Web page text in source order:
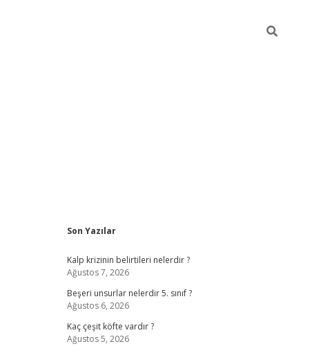
Sidebar
Son Yazılar
Kalp krizinin belirtileri nelerdir ?
Ağustos 7, 2026
Beşeri unsurlar nelerdir 5. sınıf ?
Ağustos 6, 2026
Kaç çeşit köfte vardır ?
Ağustos 5, 2026